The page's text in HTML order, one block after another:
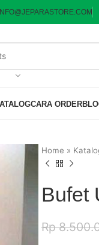
INFO@JEPARASTORE.COM
CARA ORDER
Home »
Bufet
Rp